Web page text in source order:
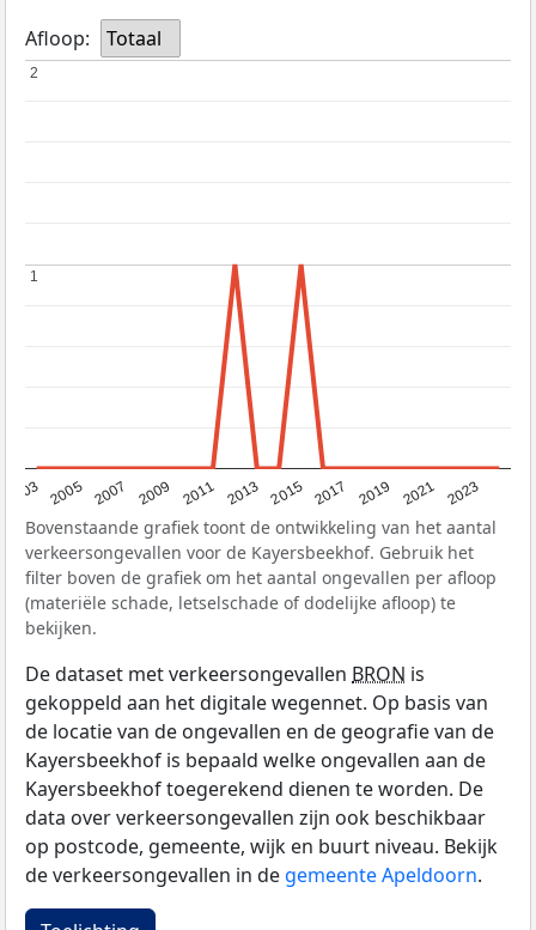
Afloop: Totaal
2003 2005 2007 2009 2011 2013 2015 2017 2019 2021 2023
1
1
2
2
Bovenstaande grafiek toont de ontwikkeling van het aantal
verkeersongevallen voor de Kayersbeekhof. Gebruik het
filter boven de grafiek om het aantal ongevallen per afloop
(materiële schade, letselschade of dodelijke afloop) te
bekijken.
De dataset met verkeersongevallen BRON is
gekoppeld aan het digitale wegennet. Op basis van
de locatie van de ongevallen en de geografie van de
Kayersbeekhof is bepaald welke ongevallen aan de
Kayersbeekhof toegerekend dienen te worden. De
data over verkeersongevallen zijn ook beschikbaar
op postcode, gemeente, wijk en buurt niveau. Bekijk
de verkeersongevallen in de gemeente Apeldoorn.